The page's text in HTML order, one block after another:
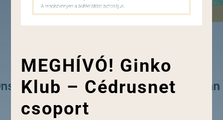
MEGHÍVÓ! Ginko
Klub – Cédrusnet
csoport